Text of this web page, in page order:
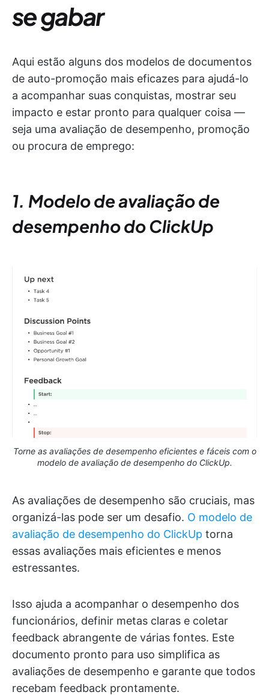
se gabar
Aqui estão alguns dos modelos de documentos
de auto-promoção mais eficazes para ajudá-lo
a acompanhar suas conquistas, mostrar seu
impacto e estar pronto para qualquer coisa —
seja uma avaliação de desempenho, promoção
ou procura de emprego:
1. Modelo de avaliação de
desempenho do ClickUp
Torne as avaliações de desempenho eficientes e fáceis com o
modelo de avaliação de desempenho do ClickUp.
As avaliações de desempenho são cruciais, mas
organizá-las pode ser um desafio. O modelo de
avaliação de desempenho do ClickUp torna
essas avaliações mais eficientes e menos
estressantes.
Isso ajuda a acompanhar o desempenho dos
funcionários, definir metas claras e coletar
feedback abrangente de várias fontes. Este
documento pronto para uso simplifica as
avaliações de desempenho e garante que todos
recebam feedback prontamente.